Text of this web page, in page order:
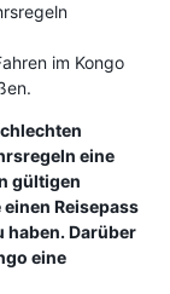
im Kongo
eine
gültigen
Reisepass
haben. Darüber
eine